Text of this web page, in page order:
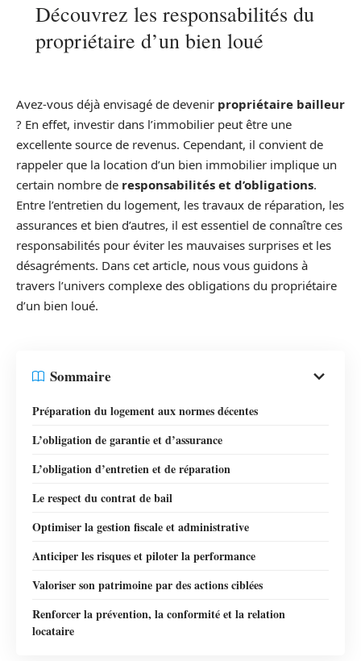
Découvrez les responsabilités du
propriétaire d’un bien loué
Avez-vous déjà envisagé de devenir propriétaire bailleur
? En effet, investir dans l’immobilier peut être une
excellente source de revenus. Cependant, il convient de
rappeler que la location d’un bien immobilier implique un
certain nombre de responsabilités et d’obligations.
Entre l’entretien du logement, les travaux de réparation, les
assurances et bien d’autres, il est essentiel de connaître ces
responsabilités pour éviter les mauvaises surprises et les
désagréments. Dans cet article, nous vous guidons à
travers l’univers complexe des obligations du propriétaire
d’un bien loué.
Sommaire
Préparation du logement aux normes décentes
L’obligation de garantie et d’assurance
L’obligation d’entretien et de réparation
Le respect du contrat de bail
Optimiser la gestion fiscale et administrative
Anticiper les risques et piloter la performance
Valoriser son patrimoine par des actions ciblées
Renforcer la prévention, la conformité et la relation
locataire